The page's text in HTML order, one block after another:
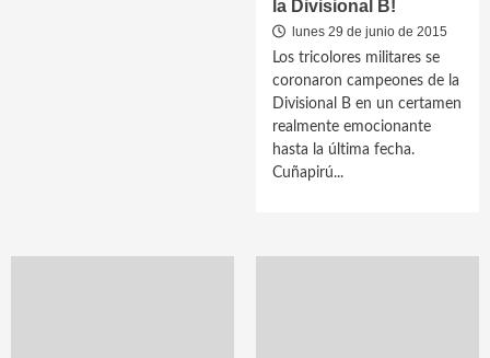
la Divisional B!
lunes 29 de junio de 2015
Los tricolores militares se
coronaron campeones de la
Divisional B en un certamen
realmente emocionante
hasta la última fecha.
Cuñapirú...